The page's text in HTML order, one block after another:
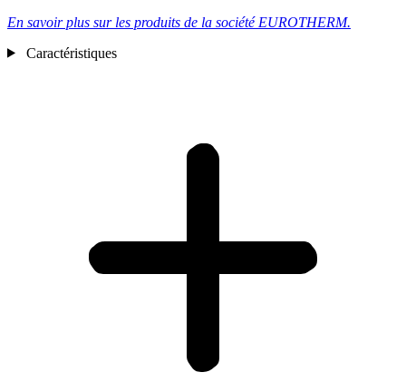
En savoir plus sur les produits de la société EUROTHERM.
Caractéristiques